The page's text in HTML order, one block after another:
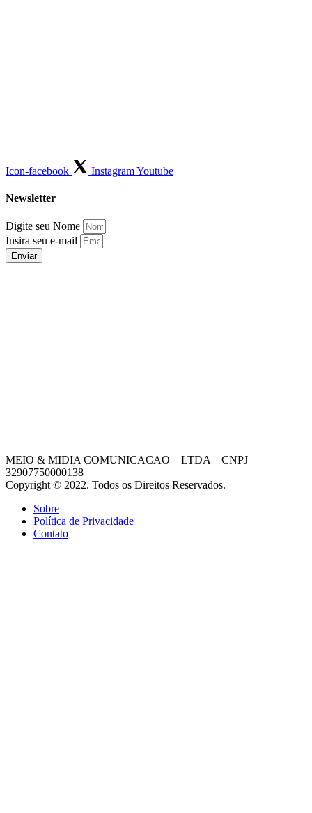
Icon-facebook InstagramYoutube
Newsletter
Digite seu Nome
Insira seu e-mail
Enviar
MEIO & MIDIA COMUNICACAO – LTDA – CNPJ
32907750000138
Copyright © 2022. Todos os Direitos Reservados.
Sobre
Política de Privacidade
Contato